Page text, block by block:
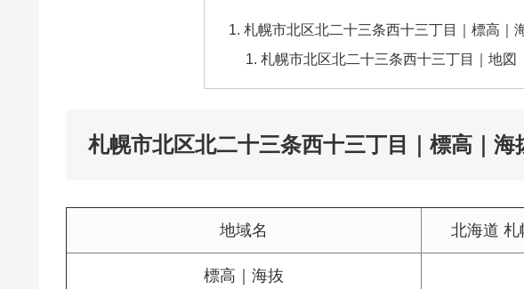
札幌市北区北二十三条西十三丁目｜標高｜
札幌市北区北二十三条西十三丁目｜地図
札幌市北区北二十三条西十三丁目｜標高｜海
地域名 北海道 札
標高｜海抜